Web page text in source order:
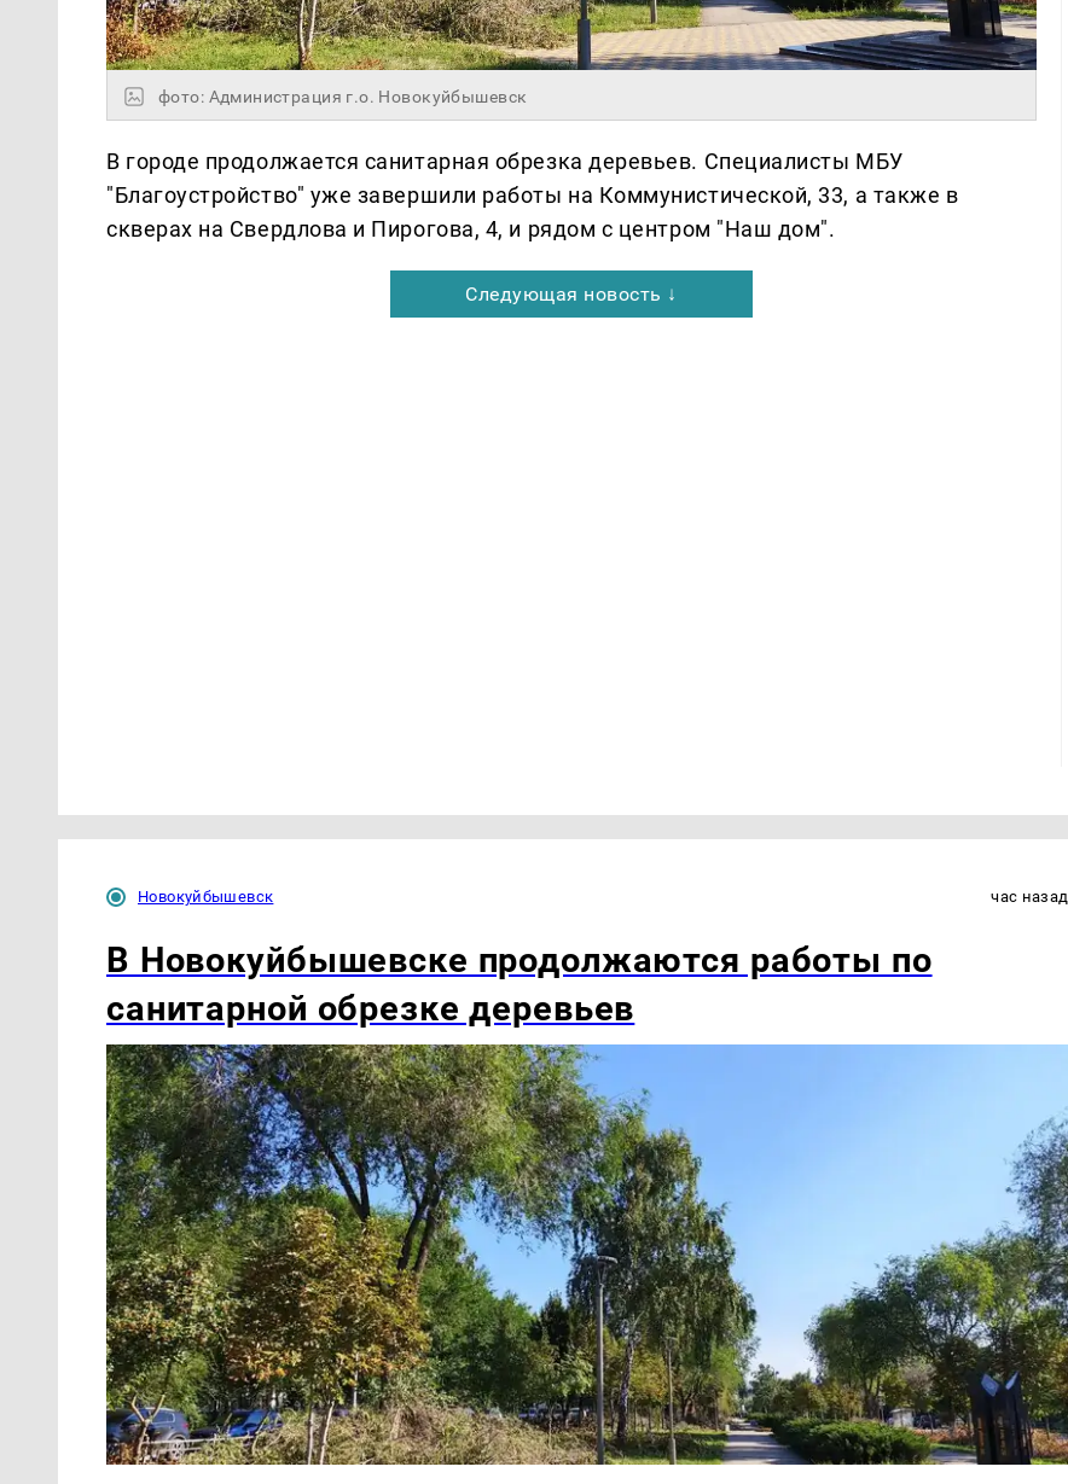
фото: Администрация г.о. Новокуйбышевск
В городе продолжается санитарная обрезка деревьев. Специалисты МБУ
"Благоустройство" уже завершили работы на Коммунистической, 33, а также в
скверах на Свердлова и Пирогова, 4, и рядом с центром "Наш дом".
Следующая новость ↓
Новокуйбышевск час назад
В Новокуйбышевске продолжаются работы по
санитарной обрезке деревьев